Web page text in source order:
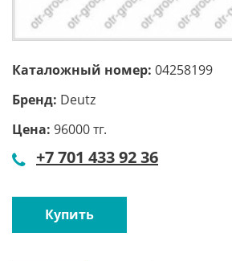
Каталожный номер: 04258199
Бренд: Deutz
Цена: 96000 тг.
+7 701 433 92 36
Купить